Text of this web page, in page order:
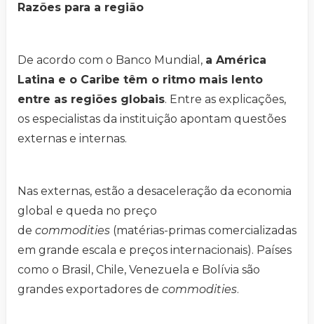
Razões para a região
De acordo com o Banco Mundial, a América
Latina e o Caribe têm o ritmo mais lento
entre as regiões globais. Entre as explicações,
os especialistas da instituição apontam questões
externas e internas.
Nas externas, estão a desaceleração da economia
global e queda no preço
de commodities (matérias-primas comercializadas
em grande escala e preços internacionais). Países
como o Brasil, Chile, Venezuela e Bolívia são
grandes exportadores de commodities.